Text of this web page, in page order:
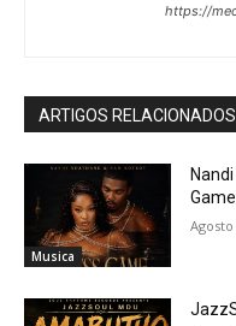
https://
ARTIGOS RELACIONADOS
Musica
Game
Agosto